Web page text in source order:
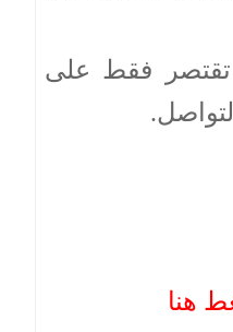
تقتصر فقط على
هنا